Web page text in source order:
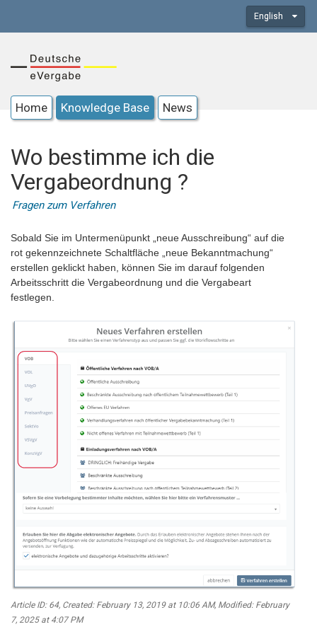
English
Home Knowledge Base News
Wo bestimme ich die
Vergabeordnung ?
Fragen zum Verfahren
Sobald Sie im Untermenüpunkt „neue Ausschreibung“ auf die
rot gekennzeichnete Schaltfläche „neue Bekanntmachung“
erstellen geklickt haben, können Sie im darauf folgenden
Arbeitsschritt die Vergabeordnung und die Vergabeart
festlegen.
Article ID: 64, Created: February 13, 2019 at 10:06 AM, Modified: February
7, 2025 at 4:07 PM